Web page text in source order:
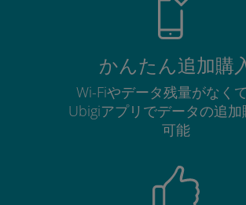
かんたん追加購
Wi-Fiやデータ残量がなくて
Ubigiアプリでデータの追加
可能